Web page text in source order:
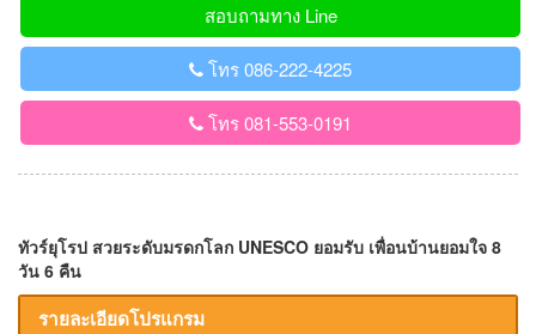
สอบถามทาง Line
โทร 086-222-4225
โทร 081-553-0191
ทัวร์ยุโรป สวยระดับมรดกโลก UNESCO ยอมรับ เพื่อนบ้านยอมใจ 8
วัน 6 คืน
รายละเอียดโปรแกรม